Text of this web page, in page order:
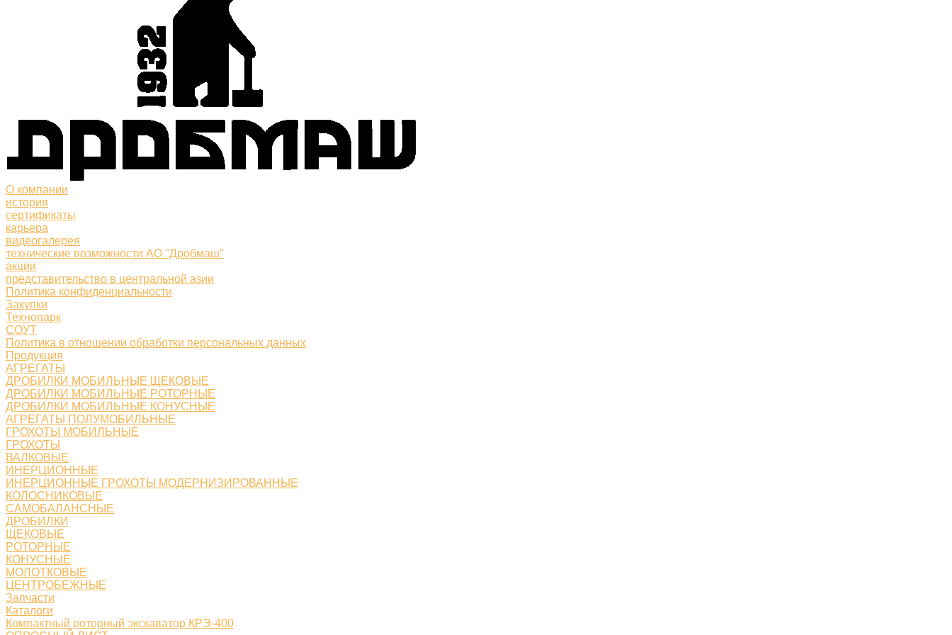
О компании
история
сертификаты
карьера
видеогалерея
технические возможности АО "Дробмаш"
акции
представительство в центральной азии
Политика конфиденциальности
Закупки
Технопарк
СОУТ
Политика в отношении обработки персональных данных
Продукция
АГРЕГАТЫ
ДРОБИЛКИ МОБИЛЬНЫЕ ЩЕКОВЫЕ
ДРОБИЛКИ МОБИЛЬНЫЕ РОТОРНЫЕ
ДРОБИЛКИ МОБИЛЬНЫЕ КОНУСНЫЕ
АГРЕГАТЫ ПОЛУМОБИЛЬНЫЕ
ГРОХОТЫ МОБИЛЬНЫЕ
ГРОХОТЫ
ВАЛКОВЫЕ
ИНЕРЦИОННЫЕ
ИНЕРЦИОННЫЕ ГРОХОТЫ МОДЕРНИЗИРОВАННЫЕ
КОЛОСНИКОВЫЕ
САМОБАЛАНСНЫЕ
ДРОБИЛКИ
ЩЕКОВЫЕ
РОТОРНЫЕ
КОНУСНЫЕ
МОЛОТКОВЫЕ
ЦЕНТРОБЕЖНЫЕ
Запчасти
Каталоги
Компактный роторный экскаватор КРЭ-400